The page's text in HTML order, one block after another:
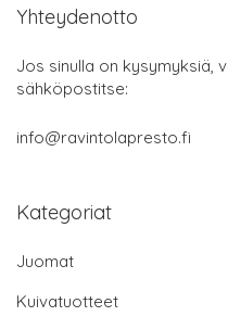
Yhteydenotto
Jos sinulla on kysymyksiä,
sähköpostitse:
info@ravintolapresto.fi
Kategoriat
Juomat
Kuivatuotteet